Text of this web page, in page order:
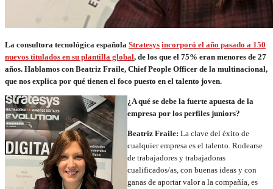
La consultora tecnológica española Stratesys incorporó el año pasado a 150
nuevos titulados en su plantilla global, de los que el 75% eran menores de 27
años. Hablamos con Beatriz Fraile, Chief People Officer de la multinacional,
que nos explica por qué tienen el foco puesto en el talento joven.
¿A qué se debe la fuerte apuesta de la
empresa por los perfiles juniors?
Beatriz Fraile: La clave del éxito de
cualquier empresa es el talento. Rodearse
de trabajadores y trabajadoras
cualificados/as, con buenas ideas y con
ganas de aportar valor a la compañía, es